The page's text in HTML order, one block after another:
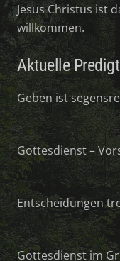
Jesus Christus ist
willkommen.
Aktuelle Predigt
Geben ist
Gottesdienst –
Entscheidungen
Gottesdienst im